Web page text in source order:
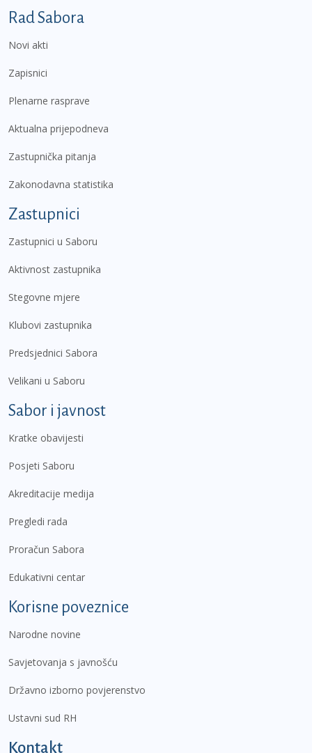
Podnožje prvi izbornik
Rad Sabora
Novi akti
Zapisnici
Plenarne rasprave
Aktualna prijepodneva
Zastupnička pitanja
Zakonodavna statistika
Zastupnici
Zastupnici u Saboru
Aktivnost zastupnika
Stegovne mjere
Klubovi zastupnika
Predsjednici Sabora
Velikani u Saboru
Sabor i javnost
Kratke obavijesti
Posjeti Saboru
Akreditacije medija
Pregledi rada
Proračun Sabora
Edukativni centar
Korisne poveznice
Narodne novine
Savjetovanja s javnošću
Državno izborno povjerenstvo
Ustavni sud RH
Kontakt